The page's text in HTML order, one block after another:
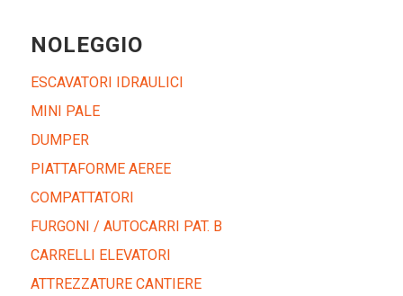
NOLEGGIO
ESCAVATORI IDRAULICI
MINI PALE
DUMPER
PIATTAFORME AEREE
COMPATTATORI
FURGONI / AUTOCARRI PAT. B
CARRELLI ELEVATORI
ATTREZZATURE CANTIERE